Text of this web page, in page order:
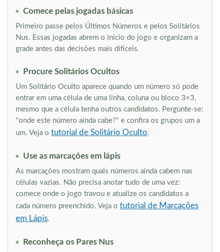
Comece pelas jogadas básicas
Primeiro passe pelos Últimos Números e pelos Solitários
Nus. Essas jogadas abrem o início do jogo e organizam a
grade antes das decisões mais difíceis.
Procure Solitários Ocultos
Um Solitário Oculto aparece quando um número só pode
entrar em uma célula de uma linha, coluna ou bloco 3×3,
mesmo que a célula tenha outros candidatos. Pergunte-se:
"onde este número ainda cabe?" e confira os grupos um a
um. Veja o tutorial de Solitário Oculto.
Use as marcações em lápis
As marcações mostram quais números ainda cabem nas
células vazias. Não precisa anotar tudo de uma vez:
comece onde o jogo travou e atualize os candidatos a
cada número preenchido. Veja o tutorial de Marcações
em Lápis.
Reconheça os Pares Nus